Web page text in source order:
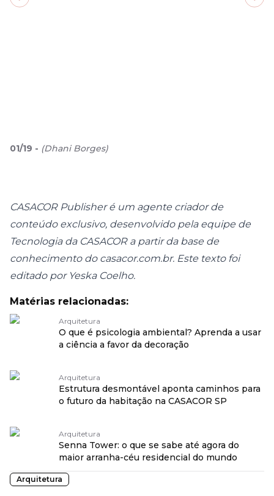
01/19 - (Dhani Borges)
Previous slide
CASACOR Publisher é um agente criador de
conteúdo exclusivo, desenvolvido pela equipe de
Tecnologia da CASACOR a partir da base de
conhecimento do casacor.com.br. Este texto foi
editado por Yeska Coelho.
Matérias relacionadas:
Arquitetura
O que é psicologia ambiental? Aprenda a usar
a ciência a favor da decoração
Arquitetura
Estrutura desmontável aponta caminhos para
o futuro da habitação na CASACOR SP
Arquitetura
Senna Tower: o que se sabe até agora do
maior arranha-céu residencial do mundo
Arquitetura